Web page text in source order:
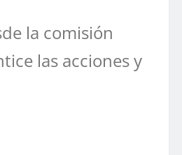
la comisión
las acciones y